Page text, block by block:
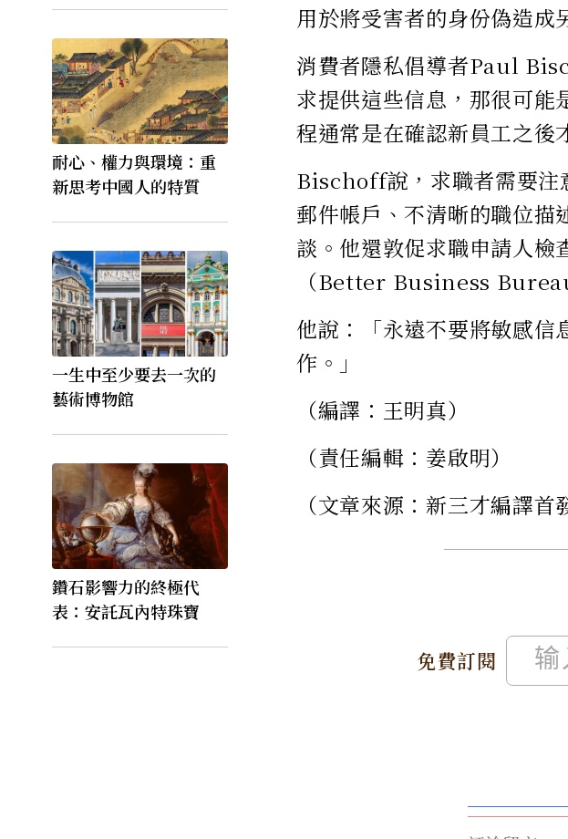
耐心、權力與環境：重
新思考中國人的特質
一生中至少要去一次的
藝術博物館
鑽石影響力的終極代
表：安託瓦內特珠寶
用於將受害者的身份偽造成
消費者隱私倡導者Paul
求提供這些信息，那很可能
程通常是在確認新員工之後
Bischoff說，求職者需要注
郵件帳戶、不清晰的職位
談。他還敦促求職申請人檢
（Better Business
他說：「永遠不要將敏感信
作。」
（編譯：王明真）
（責任編輯：姜啟明）
（文章來源：新三才編譯首
免費訂閱